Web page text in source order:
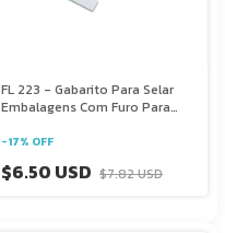
FL 223 - Gabarito Para Selar
Embalagens Com Furo Para
-17% OFF
$6.50 USD $7.82 USD